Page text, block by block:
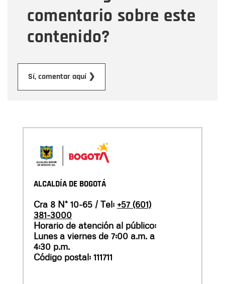
comentario sobre este
contenido?
Sí, comentar aquí ❯
ALCALDÍA DE BOGOTÁ
Cra 8 N° 10-65 / Tel: +57 (601)
381-3000
Horario de atención al público:
Lunes a viernes de 7:00 a.m. a
4:30 p.m.
Código postal: 111711